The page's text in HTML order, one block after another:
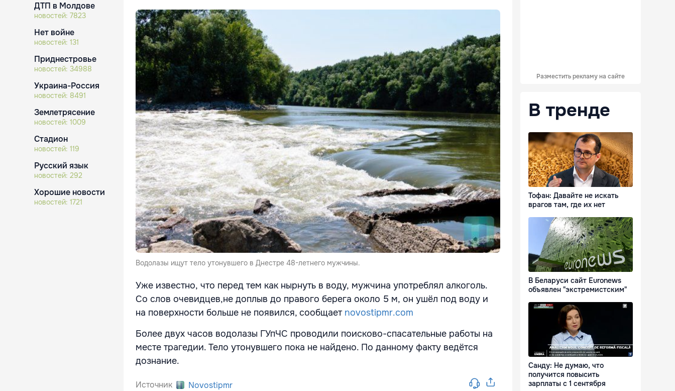
ДТП в Молдове
новостей: 7823
Нет войне
новостей: 131
Приднестровье
новостей: 34988
Украина-Россия
новостей: 8491
Землетрясение
новостей: 1009
Стадион
новостей: 119
Русский язык
новостей: 292
Хорошие новости
новостей: 1721
Водолазы ищут тело утонувшего в Днестре 48-летнего мужчины.
Уже известно, что перед тем как нырнуть в воду, мужчина употреблял алкоголь.
Со слов очевидцев,не доплыв до правого берега около 5 м, он ушёл под воду и
на поверхности больше не появился, сообщает novostipmr.com
Более двух часов водолазы ГУпЧС проводили поисково-спасательные работы на
месте трагедии. Тело утонувшего пока не найдено. По данному факту ведётся
дознание.
Источник Novostipmr
Разместить рекламу на сайте
В тренде
Тофан: Давайте не искать
врагов там, где их нет
В Беларуси сайт Euronews
объявлен "экстремистским"
Санду: Не думаю, что
получится повысить
зарплаты с 1 сентября